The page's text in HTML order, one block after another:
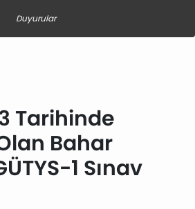
Duyurular
Tarihinde
Bahar
1 Sınav